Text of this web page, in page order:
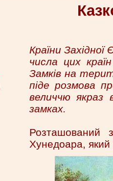
Країни
числа цих
Замків на
піде розмова
величчю якраз
замках.
Розташований
Хунедоара, який